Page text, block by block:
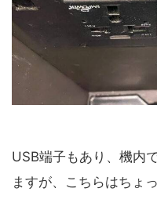
USB端子もあり、機内
ますが、こちらはちょ